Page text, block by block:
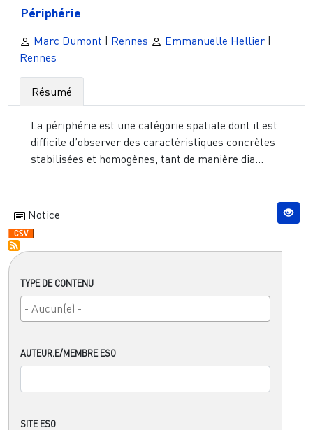
TYPE DE CONTENU
AUTEUR.E/MEMBRE ESO
SITE ESO
Périphérie
Marc Dumont | Rennes Emmanuelle Hellier |
Rennes
Résumé
La périphérie est une catégorie spatiale dont il est
difficile d’observer des caractéristiques concrètes
stabilisées et homogènes, tant de manière dia...
Notice